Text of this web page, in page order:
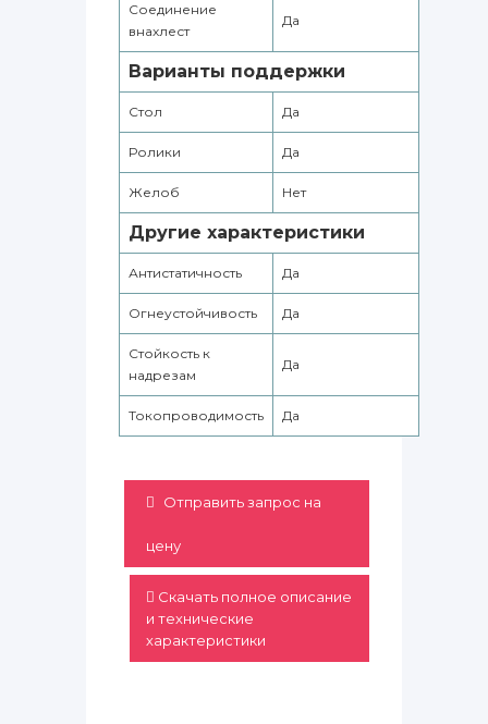
Соединение
внахлест
Да
Варианты поддержки
Стол Да
Ролики Да
Желоб Нет
Другие характеристики
Антистатичность Да
Огнеустойчивость Да
Стойкость к
надрезам
Да
Токопроводимость Да
Отправить запрос на
цену
Скачать полное описание
и технические
характеристики